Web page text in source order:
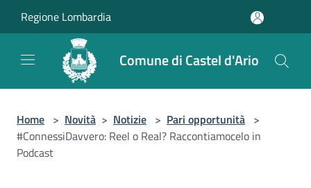
Regione Lombardia
Comune di Castel d'Ario
Home > Novità > Notizie > Pari opportunità >
#ConnessiDavvero: Reel o Real? Raccontiamocelo in
Podcast